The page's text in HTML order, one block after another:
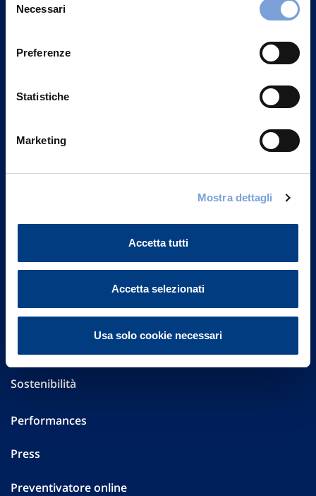
può trovare nel footer del sito nella sezione "Informativa
delNecessari
Preferenze
Statistiche
Marketing
Mostra dettagli
Accetta tutti
Accetta selezionati
Usa solo cookie necessari
Investor Relations
Altre informazioni
Sostenibilità
Performances
Press
Preventivatore online